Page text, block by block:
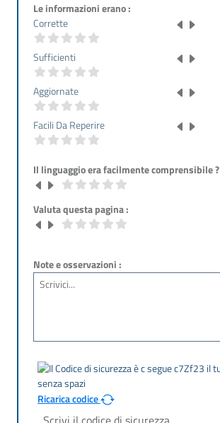
Le informazioni erano :
Corrette
Sufficienti
Aggiornate
Facili Da Reperire
Il linguaggio era facilmente comprensibile ?
Valuta questa pagina :
Note e osservazioni :
Ricarica codice